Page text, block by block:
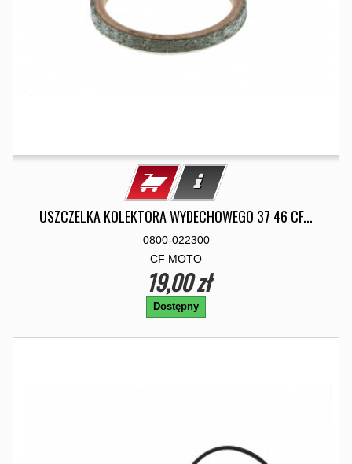
USZCZELKA KOLEKTORA WYDECHOWEGO 37 46 CF...
0800-022300
CF MOTO
19,00 zł
Dostępny